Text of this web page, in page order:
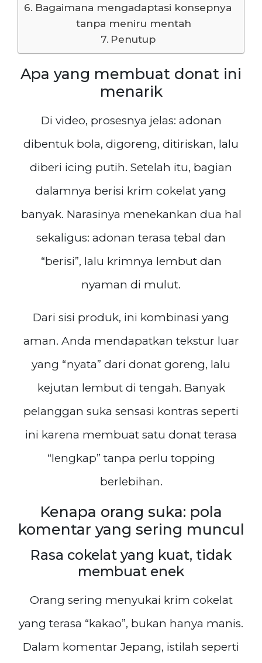
Bagaimana mengadaptasi konsepnya
tanpa meniru mentah
Penutup
Apa yang membuat donat ini
menarik
Di video, prosesnya jelas: adonan
dibentuk bola, digoreng, ditiriskan, lalu
diberi icing putih. Setelah itu, bagian
dalamnya berisi krim cokelat yang
banyak. Narasinya menekankan dua hal
sekaligus: adonan terasa tebal dan
“berisi”, lalu krimnya lembut dan
nyaman di mulut.
Dari sisi produk, ini kombinasi yang
aman. Anda mendapatkan tekstur luar
yang “nyata” dari donat goreng, lalu
kejutan lembut di tengah. Banyak
pelanggan suka sensasi kontras seperti
ini karena membuat satu donat terasa
“lengkap” tanpa perlu topping
berlebihan.
Kenapa orang suka: pola
komentar yang sering muncul
Rasa cokelat yang kuat, tidak
membuat enek
Orang sering menyukai krim cokelat
yang terasa “kakao”, bukan hanya manis.
Dalam komentar Jepang, istilah seperti